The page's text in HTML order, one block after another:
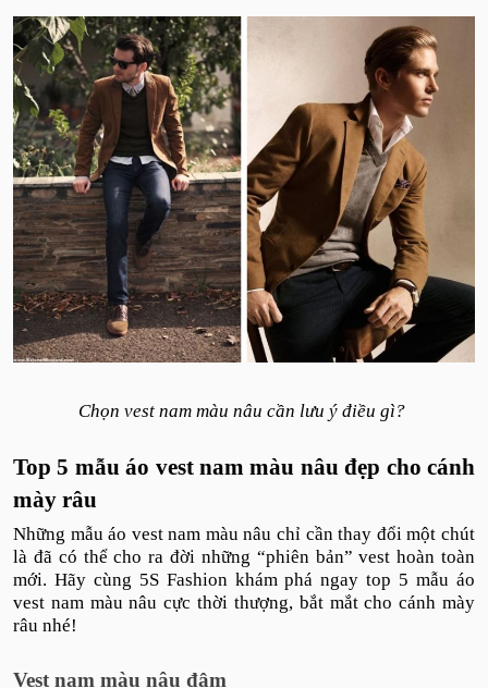
Chọn vest nam màu nâu cần lưu ý điều gì?
Top 5 mẫu áo vest nam màu nâu đẹp cho cánh
mày râu
Những mẫu áo vest nam màu nâu chỉ cần thay đổi một chút
là đã có thể cho ra đời những “phiên bản” vest hoàn toàn
mới. Hãy cùng 5S Fashion khám phá ngay top 5 mẫu áo
vest nam màu nâu cực thời thượng, bắt mắt cho cánh mày
râu nhé!
Vest nam màu nâu đậm